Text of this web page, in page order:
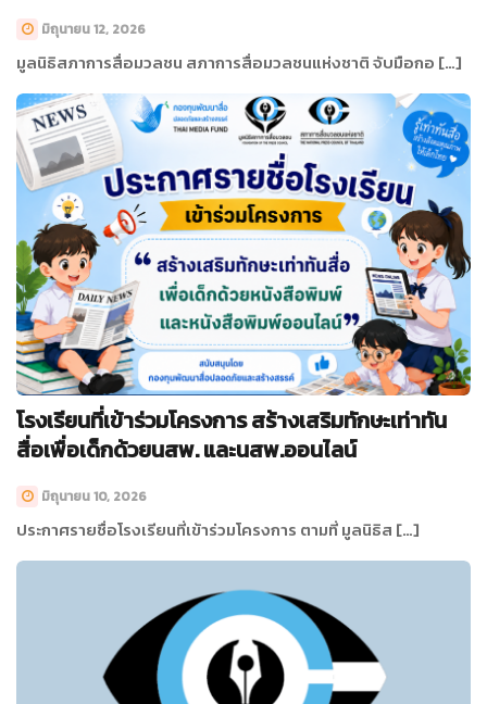
มิถุนายน 12, 2026
มูลนิธิสภาการสื่อมวลชน สภาการสื่อมวลชนแห่งชาติ จับมือกอ […]
โรงเรียนที่เข้าร่วมโครงการ สร้างเสริมทักษะเท่าทัน
สื่อเพื่อเด็กด้วยนสพ. และนสพ.ออนไลน์
มิถุนายน 10, 2026
ประกาศรายชื่อโรงเรียนที่เข้าร่วมโครงการ ตามที่ มูลนิธิส […]